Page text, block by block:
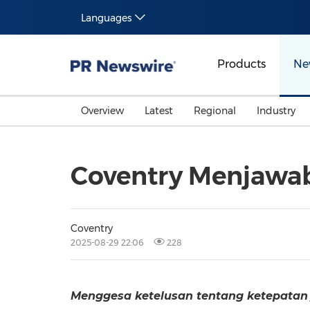
Languages
Products
Overview Latest Regional Industry
Coventry
Coventry
2025-08-29 22:06 228
Menggesa ketelusan tentang